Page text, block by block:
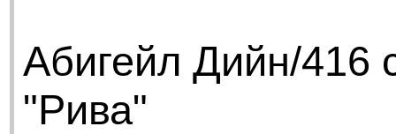
Абигейл Дийн/416
"Рива"